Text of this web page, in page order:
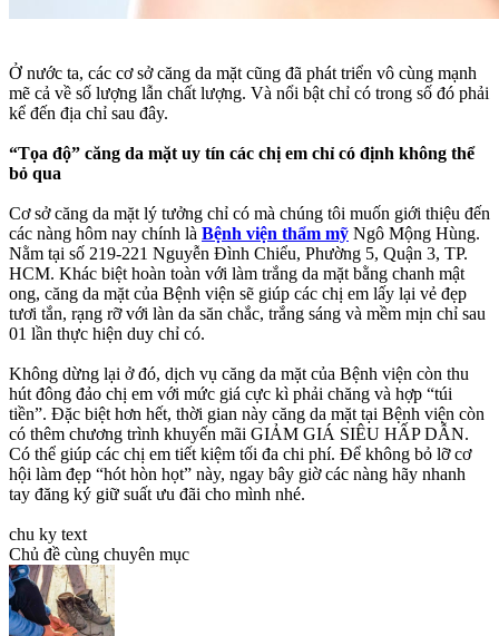
Ở nước ta, các cơ sở căng da mặt cũng đã phát triển vô cùng mạnh
mẽ cả về số lượng lẫn chất lượng. Và nổi bật chỉ có trong số đó phải
kể đến địa chỉ sau đây.
“Tọa độ” căng da mặt uy tín các chị em chỉ có định không thể
bỏ qua
Cơ sở căng da mặt lý tưởng chỉ có mà chúng tôi muốn giới thiệu đến
các nàng hôm nay chính là Bệnh viện thẩm mỹ Ngô Mộng Hùng.
Nằm tại số 219-221 Nguyễn Đình Chiểu, Phường 5, Quận 3, TP.
HCM. Khác biệt hoàn toàn với làm trắng da mặt bằng chanh mật
ong, căng da mặt của Bệnh viện sẽ giúp các chị em lấy lại vẻ đẹp
tươi tắn, rạng rỡ với làn da săn chắc, trắng sáng và mềm mịn chỉ sau
01 lần thực hiện duy chỉ có.
Không dừng lại ở đó, dịch vụ căng da mặt của Bệnh viện còn thu
hút đông đảo chị em với mức giá cực kì phải chăng và hợp “túi
tiền”. Đặc biệt hơn hết, thời gian này căng da mặt tại Bệnh viện còn
có thêm chương trình khuyến mãi GIẢM GIÁ SIÊU HẤP DẪN.
Có thể giúp các chị em tiết kiệm tối đa chi phí. Để không bỏ lỡ cơ
hội làm đẹp “hót hòn họt” này, ngay bây giờ các nàng hãy nhanh
tay đăng ký giữ suất ưu đãi cho mình nhé.
chu ky text
Chủ đề cùng chuyên mục